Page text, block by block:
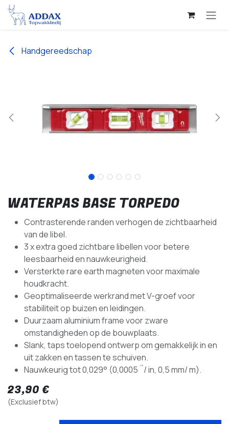
Overslaan naar inhoud
Handgereedschap
WATERPAS BASE TORPEDO
Contrasterende randen verhogen de zichtbaarheid
van de libel.
3 x extra goed zichtbare libellen voor betere
leesbaarheid en nauwkeurigheid.
Versterkte rare earth magneten voor maximale
houdkracht.
Geoptimaliseerde werkrand met V-groef voor
stabiliteit op buizen en leidingen.
Duurzaam aluminium frame voor zware
omstandigheden op de bouwplaats.
Slank, taps toelopend ontwerp om gemakkelijk in en
uit zakken en tassen te schuiven.
Nauwkeurig tot 0,029° (0,0005 ˝/ in, 0,5 mm/ m).
23,90 €
(Exclusief btw)